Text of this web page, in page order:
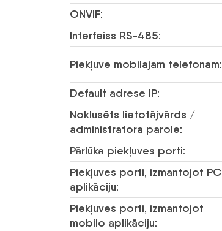
ONVIF:
Interfeiss RS-485:
Piekļuve mobilajam telefonam:
Default adrese IP:
Noklusēts lietotājvārds /
administratora parole:
Pārlūka piekļuves porti:
Piekļuves porti, izmantojot PC
aplikāciju:
Piekļuves porti, izmantojot
mobilo aplikāciju: